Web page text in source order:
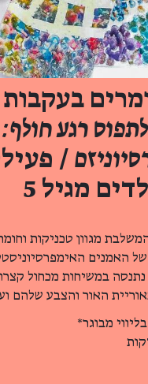
בעקבות
/
מגיל 5
מגוון טכניקות
האמנים
במשיחות מכחול
האור והצבע שלהם